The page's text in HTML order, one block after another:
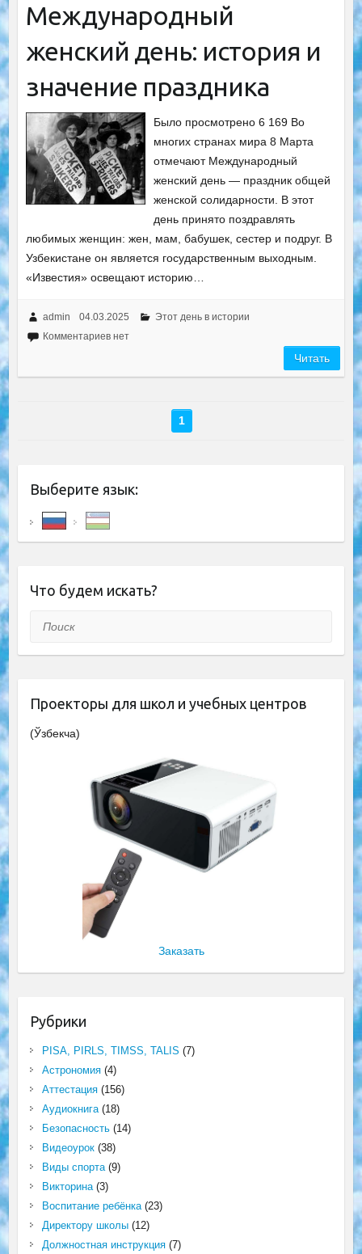
Международный
женский день: история и
значение праздника
Было просмотрено 6 169 Во
многих странах мира 8 Марта
отмечают Международный
женский день — праздник общей
женской солидарности. В этот
день принято поздравлять
любимых женщин: жен, мам, бабушек, сестер и подруг. В
Узбекистане он является государственным выходным.
«Известия» освещают историю…
admin 04.03.2025
Этот день в истории
Комментариев нет
Читать
1
Выберите язык:
Что будем искать?
Поиск
Проекторы для школ и учебных центров
(Ўзбекча)
Заказать
Рубрики
PISA, PIRLS, TIMSS, TALIS (7)
Астрономия(4)
Аттестация(156)
Аудиокнига(18)
Безопасность(14)
Видеоурок(38)
Виды спорта(9)
Викторина(3)
Воспитание ребёнка(23)
Директору школы(12)
Должностная инструкция(7)